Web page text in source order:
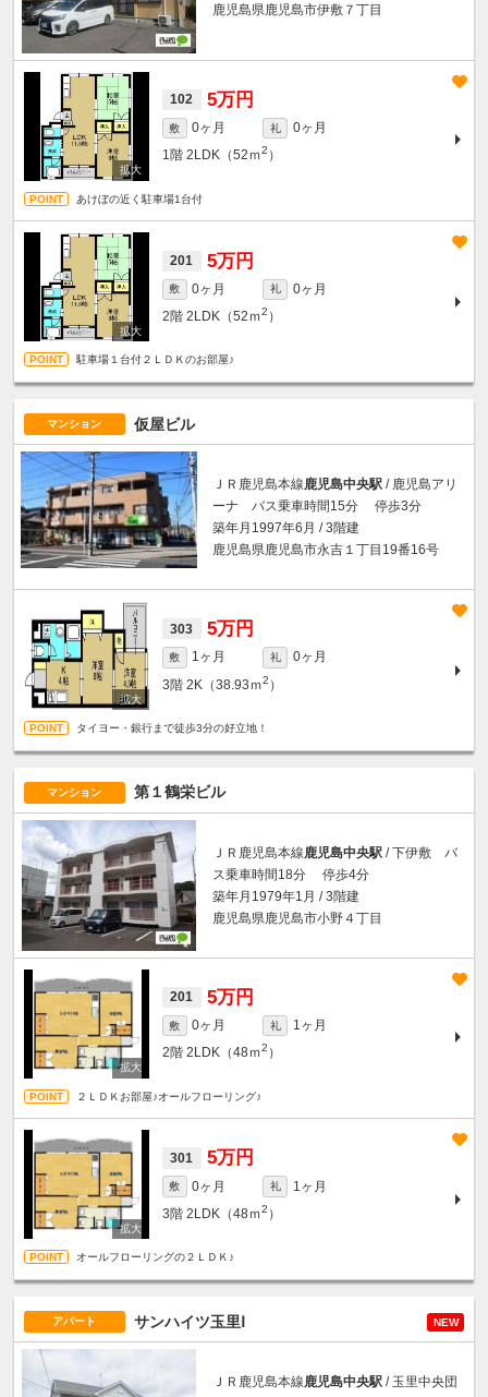
鹿児島県鹿児島市伊敷７丁目
102 5万円
敷 0ヶ月 礼
0ヶ月
1階 2LDK（52ｍ2 ）
あけぼの近く駐車場1台付
201 5万円
敷 0ヶ月 礼
0ヶ月
2階 2LDK（52ｍ2 ）
駐車場１台付２ＬＤＫのお部屋♪
マンション 仮屋ビル
ＪＲ鹿児島本線鹿児島中央駅 / 鹿児島アリ
ーナ バス乗車時間15分 停歩3分
築年月1997年6月 / 3階建
鹿児島県鹿児島市永吉１丁目19番16号
303 5万円
敷 1ヶ月 礼
0ヶ月
3階 2K（38.93ｍ2 ）
タイヨー・銀行まで徒歩3分の好立地！
マンション 第１鶴栄ビル
ＪＲ鹿児島本線鹿児島中央駅 / 下伊敷 バ
ス乗車時間18分 停歩4分
築年月1979年1月 / 3階建
鹿児島県鹿児島市小野４丁目
201 5万円
敷 0ヶ月 礼
1ヶ月
2階 2LDK（48ｍ2 ）
２ＬＤＫお部屋♪オールフローリング♪
301 5万円
敷 0ヶ月 礼
1ヶ月
3階 2LDK（48ｍ2 ）
オールフローリングの２ＬＤＫ♪
アパート サンハイツ玉里Ⅰ NEW
ＪＲ鹿児島本線鹿児島中央駅 / 玉里中央団